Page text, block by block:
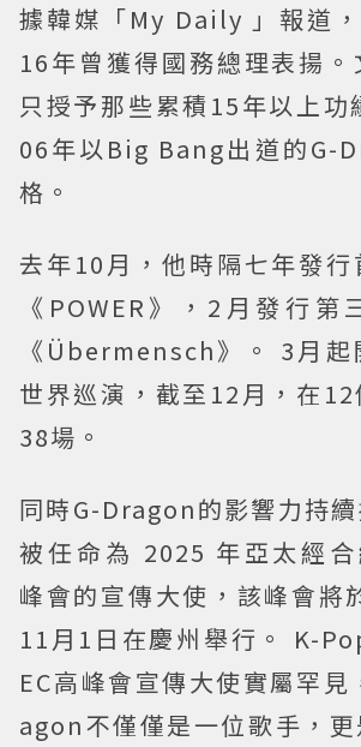
據韓媒「My Daily 」報道
16年曾獲得國務總理表揚
只授予那些累積15年以上功
06年以Big Bang出道的G-
格。
去年10月，他時隔七年發
《POWER》，2月發行第
《Übermensch》。 3月起
世界巡演，截至12月，在12
38場。
同時G-Dragon的影響力持
被任命為 2025 年亞太經
峰會的宣傳大使，該峰會將
11月1日在慶州舉行。 K-
EC高峰會宣傳大使實屬罕
agon不僅僅是一位歌手，